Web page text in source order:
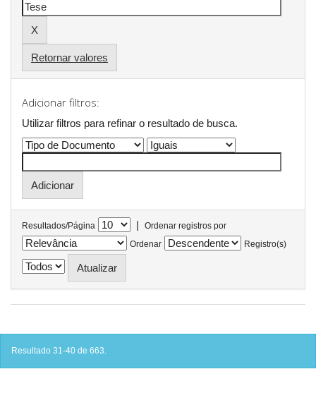
Retornar valores
Adicionar filtros:
Utilizar filtros para refinar o resultado de busca.
Resultados/Página |
Ordenar registros por
Ordenar
Registro(s)
Resultado 31-40 de 663.